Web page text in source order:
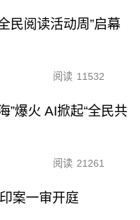
民阅读活动周”启幕
阅读 11532
”爆火 AI掀起“全民共
阅读 21261
案一审开庭